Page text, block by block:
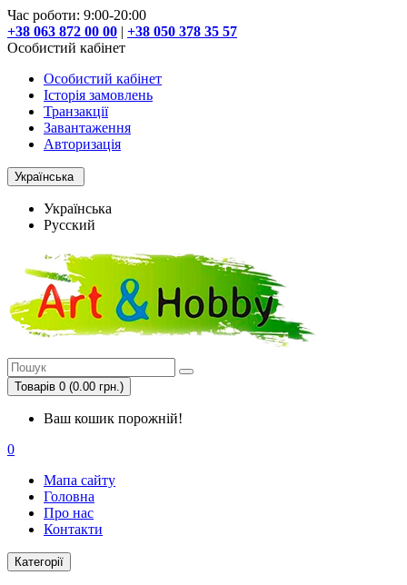
Час роботи: 9:00-20:00
+38 063 872 00 00 | +38 050 378 35 57
Особистий кабінет
Особистий кабінет
Історія замовлень
Транзакції
Завантаження
Авторизація
Українська
Українська
Русский
Товарів 0 (0.00 грн.)
Ваш кошик порожній!
0
Мапа сайту
Головна
Про нас
Контакти
Категорії